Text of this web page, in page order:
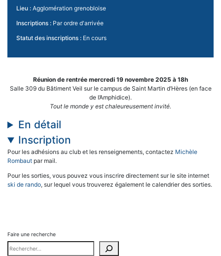
Lieu : Agglomération grenobloise
Inscriptions : Par ordre d'arrivée
Statut des inscriptions : En cours
Réunion de rentrée mercredi 19 novembre 2025 à 18h
Salle 309 du Bâtiment Veil sur le campus de Saint Martin d’Hères (en face
de l’Amphidice).
Tout le monde y est chaleureusement invité.
En détail
Inscription
Pour les adhésions au club et les renseignements, contactez Michèle
Rombaut par mail.
Pour les sorties, vous pouvez vous inscrire directement sur le site internet
ski de rando, sur lequel vous trouverez également le calendrier des sorties.
Faire une recherche